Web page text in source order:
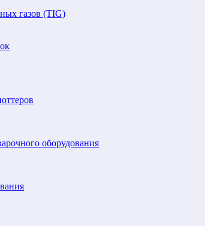
газов (TIG)
оборудования